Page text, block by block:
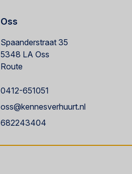
Oss
Spaanderstraat 35
5348 LA Oss
Route
0412-651051
oss@kennesverhuurt.nl
682243404